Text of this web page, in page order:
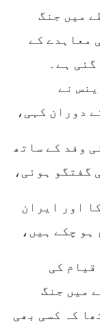
میں جنگ
معاہدے کے
ہے۔
نے
دوران کہی،
وفد کے ساتھ
گفتگو ہوئی،
اور ایران
چکے ہیں،
قیام کی
میں جنگ
کہ کسی بھی